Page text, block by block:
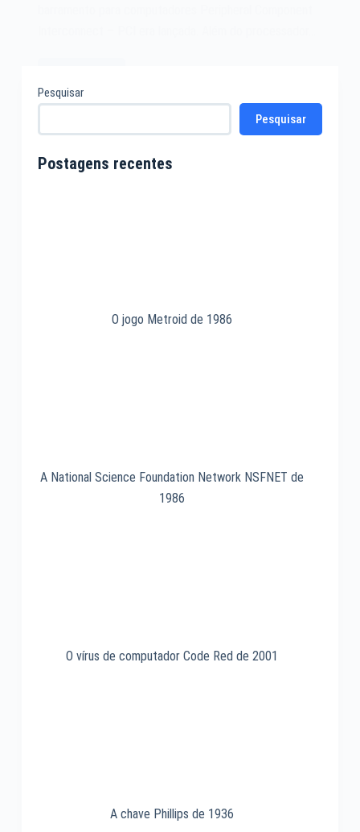
Peripheral
–
Pesquisar
Pesquisar
Postagens recentes
O jogo Metroid de 1986
A National Science Foundation Network NSFNET de
1986
O vírus de computador Code Red de 2001
A chave Phillips de 1936